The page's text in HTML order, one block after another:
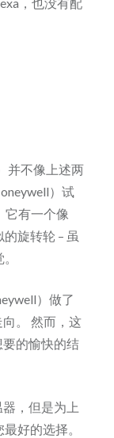
，也没有配
并不像上述两
）试
它有一个像
旋转轮 – 虽
）做了
。 然而，这
的愉快的结
，但是为上
好的选择。